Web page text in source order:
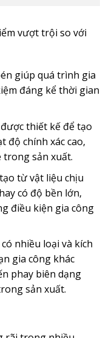
vượt trội so với
giúp quá trình gia
đáng kể thời gian
thiết kế để tạo
độ chính xác cao,
trong sản xuất.
từ vật liệu chịu
có độ bền lớn,
điều kiện gia công
nhiều loại và kích
gia công khác
phay biên dạng
sản xuất.